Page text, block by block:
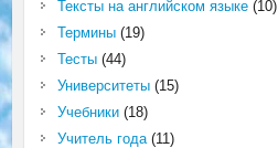
Тексты на английском языке(10)
Термины(19)
Тесты(44)
Университеты(15)
Учебники(18)
Учитель года(11)